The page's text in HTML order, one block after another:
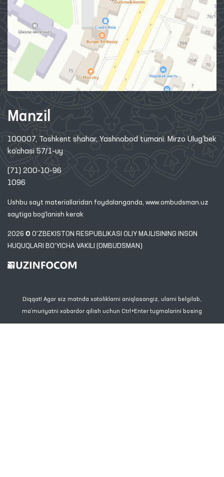
Manzil
100007, Toshkent shahar, Yashnobod tumani. Mirzo Ulug‘bek
ko‘chasi 57/1-uy
(71) 200-10-96
1096
Ushbu sayt materiallaridan foydalanganda, www.ombudsman.uz
saytiga bog'lanish kerak
2026 © O'ZBEKISTON RESPUBLIKASI OLIY MAJLISINING INSON
HUQUQLARI BO'YICHA VAKILI (OMBUDSMAN)
Diqqat! Agar siz matnda xatoliklarni aniqlasangiz, ularni belgilab,
ma’muriyatni xabardor qilish uchun Ctrl+Enter tugmalarini bosing